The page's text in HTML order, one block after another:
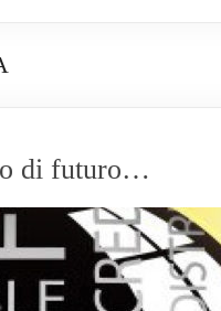
di futuro…